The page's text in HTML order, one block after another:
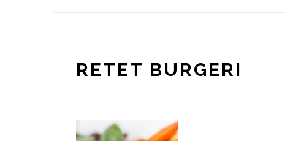
RETET BURGERI